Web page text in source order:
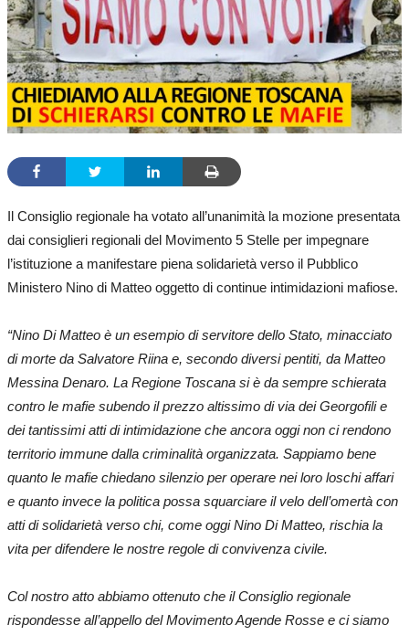
Il Consiglio regionale ha votato all’unanimità la mozione presentata
dai consiglieri regionali del Movimento 5 Stelle per impegnare
l’istituzione a manifestare piena solidarietà verso il Pubblico
Ministero Nino di Matteo oggetto di continue intimidazioni mafiose.
“Nino Di Matteo è un esempio di servitore dello Stato, minacciato
di morte da Salvatore Riina e, secondo diversi pentiti, da Matteo
Messina Denaro. La Regione Toscana si è da sempre schierata
contro le mafie subendo il prezzo altissimo di via dei Georgofili e
dei tantissimi atti di intimidazione che ancora oggi non ci rendono
territorio immune dalla criminalità organizzata. Sappiamo bene
quanto le mafie chiedano silenzio per operare nei loro loschi affari
e quanto invece la politica possa squarciare il velo dell’omertà con
atti di solidarietà verso chi, come oggi Nino Di Matteo, rischia la
vita per difendere le nostre regole di convivenza civile.
Col nostro atto abbiamo ottenuto che il Consiglio regionale
rispondesse all’appello del Movimento Agende Rosse e ci siamo